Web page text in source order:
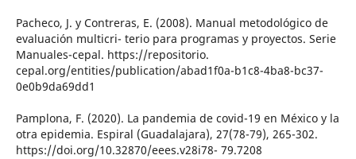
Pacheco, J. y Contreras, E. (2008). Manual metodológico de
evaluación multicri- terio para programas y proyectos. Serie
Manuales-cepal. https://repositorio.
cepal.org/entities/publication/abad1f0a-b1c8-4ba8-bc37-
0e0b9da69dd1
Pamplona, F. (2020). La pandemia de covid-19 en México y la
otra epidemia. Espiral (Guadalajara), 27(78-79), 265-302.
https://doi.org/10.32870/eees.v28i78- 79.7208